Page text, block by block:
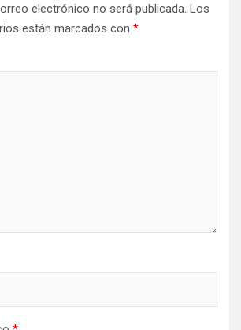
electrónico no será publicada. Los
están marcados con *